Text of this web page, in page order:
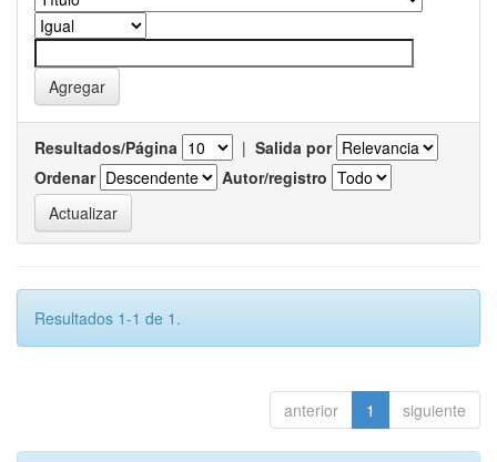
Resultados/Página | Salida por
Ordenar
Autor/registro
Resultados 1-1 de 1.
anterior 1 siguiente